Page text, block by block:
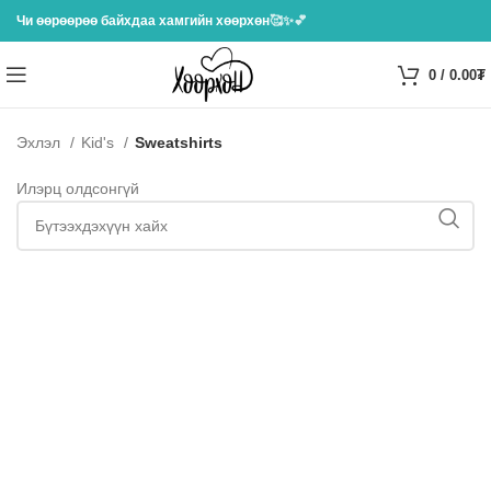
Чи өөрөөрөө байхдаа хамгийн хөөрхөн🥰✨💕
0 / 0.00₮
Эхлэл Kid's Sweatshirts
Илэрц олдсонгүй